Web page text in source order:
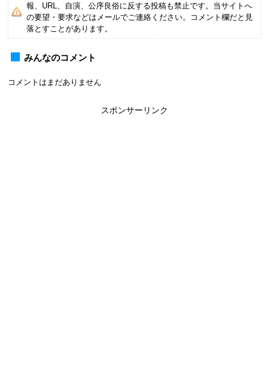
報、URL、自演、公序良俗に反する投稿も禁止です。当サイトへ
の要望・要求などはメールでご連絡ください。コメント欄だと見
落とすことがあります。
みんなのコメント
コメントはまだありません
スポンサーリンク